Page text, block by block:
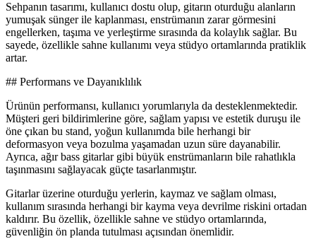
Sehpanın tasarımı, kullanıcı dostu olup, gitarın oturduğu alanların
yumuşak sünger ile kaplanması, enstrümanın zarar görmesini
engellerken, taşıma ve yerleştirme sırasında da kolaylık sağlar. Bu
sayede, özellikle sahne kullanımı veya stüdyo ortamlarında pratiklik
artar.
## Performans ve Dayanıklılık
Ürünün performansı, kullanıcı yorumlarıyla da desteklenmektedir.
Müşteri geri bildirimlerine göre, sağlam yapısı ve estetik duruşu ile
öne çıkan bu stand, yoğun kullanımda bile herhangi bir
deformasyon veya bozulma yaşamadan uzun süre dayanabilir.
Ayrıca, ağır bass gitarlar gibi büyük enstrümanların bile rahatlıkla
taşınmasını sağlayacak güçte tasarlanmıştır.
Gitarlar üzerine oturduğu yerlerin, kaymaz ve sağlam olması,
kullanım sırasında herhangi bir kayma veya devrilme riskini ortadan
kaldırır. Bu özellik, özellikle sahne ve stüdyo ortamlarında,
güvenliğin ön planda tutulması açısından önemlidir.